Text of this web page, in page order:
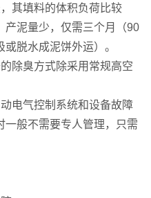
其填料的体积负荷比较
产泥量少，仅需三个月（90
脱水成泥饼外运）。
除臭方式除采用常规高空
电气控制系统和设备故障
一般不需要专人管理，只需